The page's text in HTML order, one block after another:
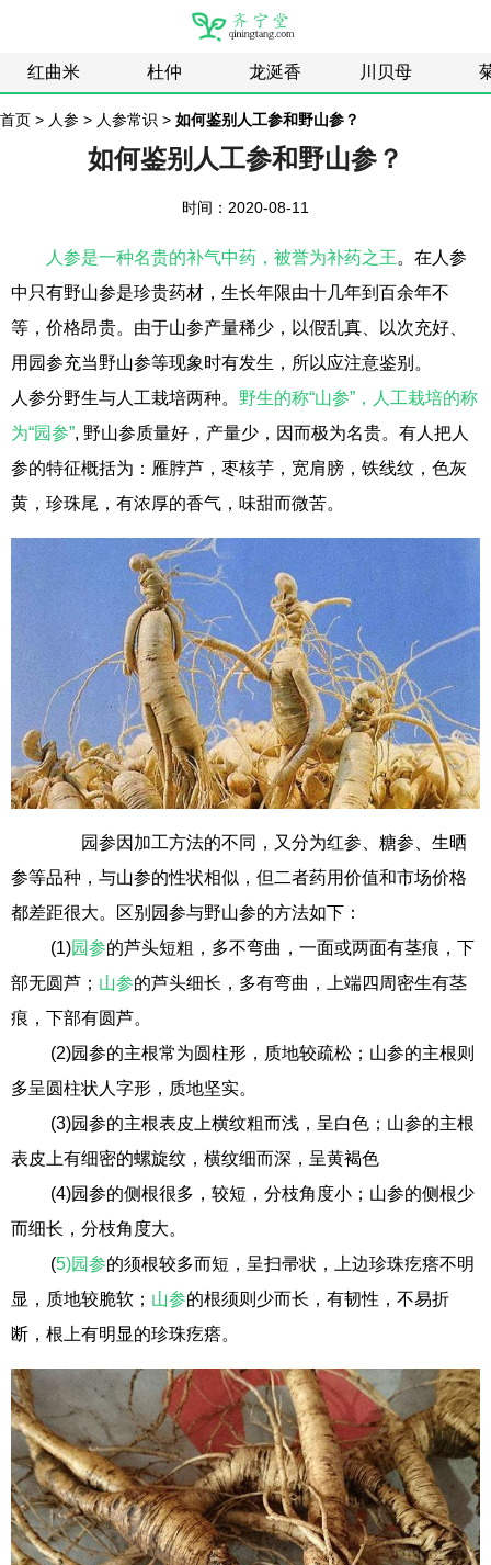
红曲米 杜仲 龙涎香 川贝母
首页 > 人参 > 人参常识 > 如何鉴别人工参和野山参？
如何鉴别人工参和野山参？
时间：2020-08-11
人参是一种名贵的补气中药，被誉为补药之王。在人参
中只有野山参是珍贵药材，生长年限由十几年到百余年不
等，价格昂贵。由于山参产量稀少，以假乱真、以次充好、
用园参充当野山参等现象时有发生，所以应注意鉴别。
人参分野生与人工栽培两种。 野生的称“山参”，人工栽培的称
为“园参”, 野山参质量好，产量少，因而极为名贵。有人把人
参的特征概括为：雁脖芦，枣核芋，宽肩膀，铁线纹，色灰
黄，珍珠尾，有浓厚的香气，味甜而微苦。
园参因加工方法的不同，又分为红参、糖参、生晒
参等品种，与山参的性状相似，但二者药用价值和市场价格
都差距很大。区别园参与野山参的方法如下：
(1)园参的芦头短粗，多不弯曲，一面或两面有茎痕，下
部无圆芦； 山参的芦头细长，多有弯曲，上端四周密生有茎
痕，下部有圆芦。
(2)园参的主根常为圆柱形，质地较疏松；山参的主根则
多呈圆柱状人字形，质地坚实。
(3)园参的主根表皮上横纹粗而浅，呈白色；山参的主根
表皮上有细密的螺旋纹，横纹细而深，呈黄褐色
(4)园参的侧根很多，较短，分枝角度小；山参的侧根少
而细长，分枝角度大。
(5)园参的须根较多而短，呈扫帚状，上边珍珠疙瘩不明
显，质地较脆软； 山参的根须则少而长，有韧性，不易折
断，根上有明显的珍珠疙瘩。